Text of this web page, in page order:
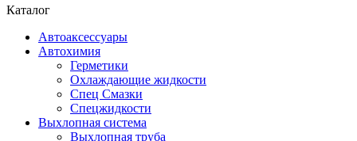
Каталог
Автоаксессуары
Автохимия
Герметики
Охлаждающие жидкости
Спец Смазки
Спецжидкости
Выхлопная система
Выхлопная труба